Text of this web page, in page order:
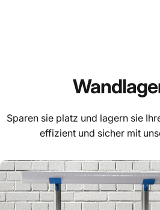
Sparen sie platz und lagern sie
effizient und sicher mit